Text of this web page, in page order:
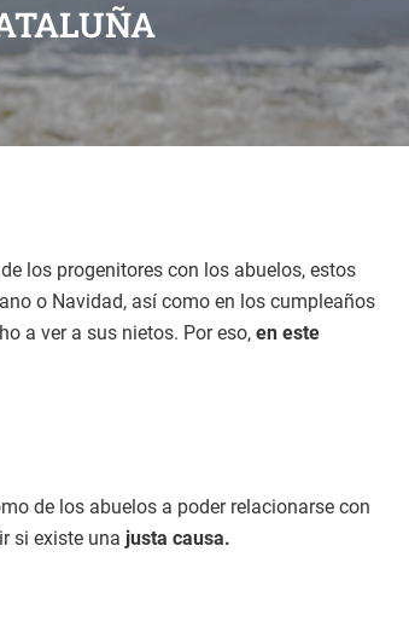
los progenitores con los abuelos, estos
o Navidad, así como en los cumpleaños
a ver a sus nietos. Por eso, en este
de los abuelos a poder relacionarse con
si existe una justa causa.